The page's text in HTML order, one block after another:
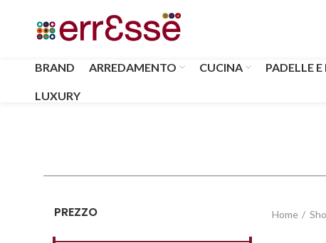
BRAND ARREDAMENTO CUCINA PADELLE
LUXURY
PREZZO Home